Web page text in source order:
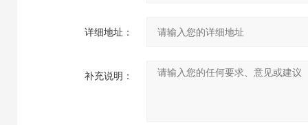
详细地址：
补充说明：